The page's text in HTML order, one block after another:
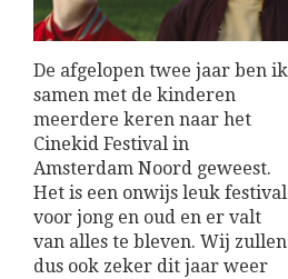
De afgelopen twee jaar ben ik
samen met de kinderen
meerdere keren naar het
Cinekid Festival in
Amsterdam Noord geweest.
Het is een onwijs leuk festival
voor jong en oud en er valt
van alles te bleven. Wij zullen
dus ook zeker dit jaar weer